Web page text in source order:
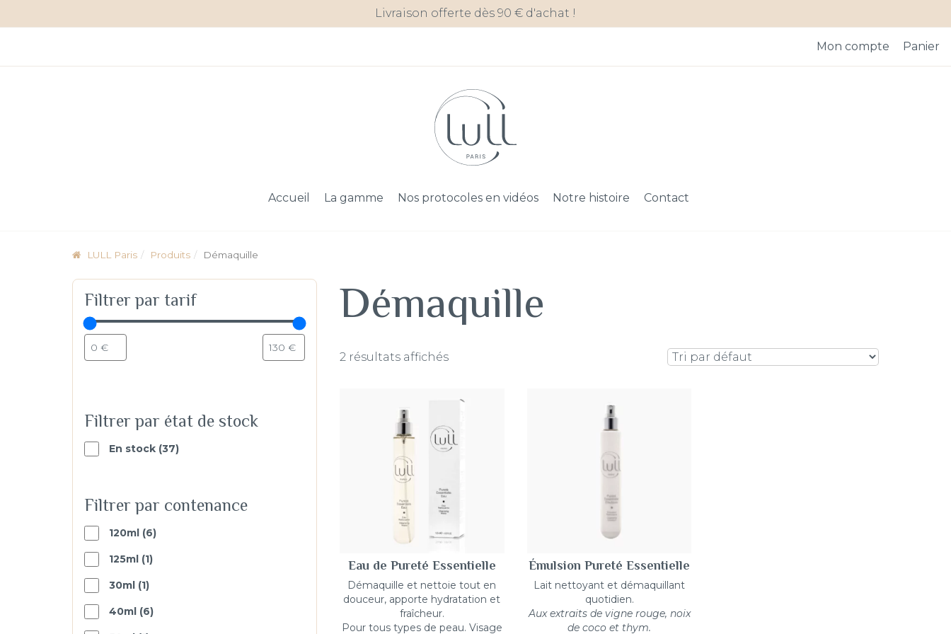
Livraison offerte dès 90 € d'achat !
Mon compte Panier
Menu
Accueil La gamme Nos protocoles en vidéos Notre histoire Contact
LULL Paris Produits Démaquille
Démaquille
2 résultats affichés
Eau de Pureté Essentielle
Démaquille et nettoie tout en
douceur, apporte hydratation et
fraîcheur.
Pour tous types de peau. Visage
Émulsion Pureté Essentielle
Lait nettoyant et démaquillant
quotidien.
Aux extraits de vigne rouge, noix
de coco et thym.
Filtrer
Filtrer par tarif
Filtrer par état de stock
En stock 3737
Filtrer par contenance
120ml 66
125ml 11
30ml 11
40ml 66